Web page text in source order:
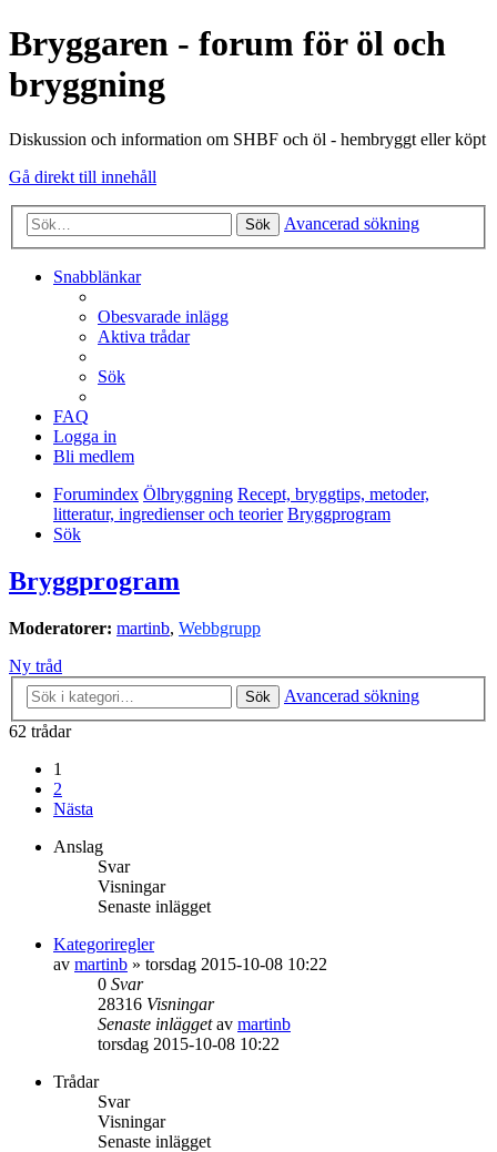
Bryggaren - forum för öl och
bryggning
Diskussion och information om SHBF och öl - hembryggt eller köpt
Gå direkt till innehåll
Sök Avancerad sökning
Snabblänkar
Obesvarade inlägg
Aktiva trådar
Sök
FAQ
Logga in
Bli medlem
Forumindex Ölbryggning Recept, bryggtips, metoder,
litteratur, ingredienser och teorier Bryggprogram
Sök
Bryggprogram
Moderatorer: martinb, Webbgrupp
Ny tråd
Sök
Avancerad sökning
62 trådar
1
2
Nästa
Anslag
Svar
Visningar
Senaste inlägget
Kategoriregler
av martinb » torsdag 2015-10-08 10:22
0 Svar
28316 Visningar
Senaste inläggetav martinb
torsdag 2015-10-08 10:22
Trådar
Svar
Visningar
Senaste inlägget